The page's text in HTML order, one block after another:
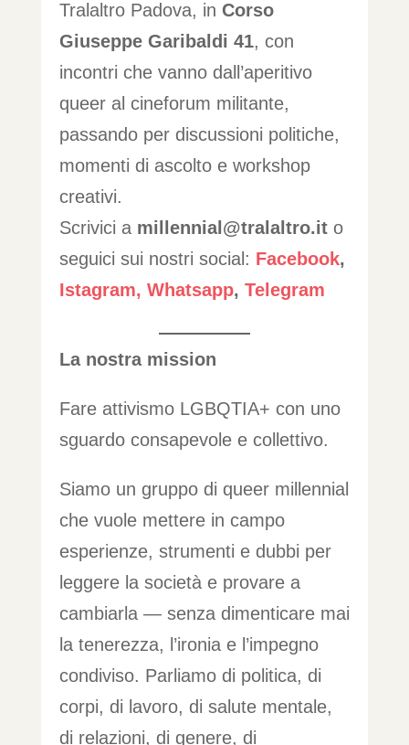
Tralaltro Padova, in Corso
Giuseppe Garibaldi 41, con
incontri che vanno dall’aperitivo
queer al cineforum militante,
passando per discussioni politiche,
momenti di ascolto e workshop
creativi.
Scrivici a millennial@tralaltro.ito
seguici sui nostri social: Facebook,
Istagram, Whatsapp, Telegram
La nostra mission
Fare attivismo LGBQTIA+ con uno
sguardo consapevole e collettivo.
Siamo un gruppo di queer millennial
che vuole mettere in campo
esperienze, strumenti e dubbi per
leggere la società e provare a
cambiarla — senza dimenticare mai
la tenerezza, l’ironia e l’impegno
condiviso. Parliamo di politica, di
corpi, di lavoro, di salute mentale,
di relazioni, di genere, di